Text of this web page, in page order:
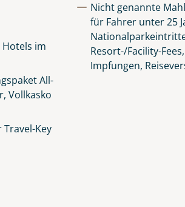
im
All-
Vollkasko
Key
Nicht genannte
für Fahrer unter 25
Resort-/Facility-
Impfungen,